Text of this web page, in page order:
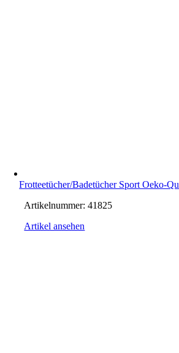
Frotteetücher/Badetücher Sport Oeko-
Artikelnummer:41825
Artikel ansehen